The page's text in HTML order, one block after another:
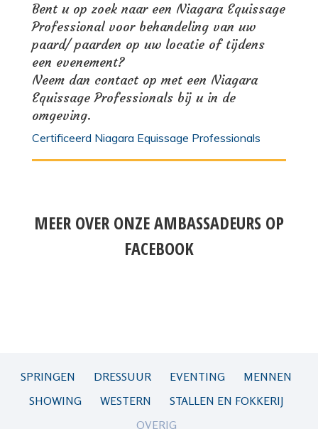
Bent u op zoek naar een Niagara Equissage
Professional voor behandeling van uw
paard/ paarden op uw locatie of tijdens
een evenement?
Neem dan contact op met een Niagara
Equissage Professionals bij u in de
omgeving.
Certificeerd Niagara Equissage Professionals
MEER OVER ONZE AMBASSADEURS OP
FACEBOOK
SPRINGEN DRESSUUR EVENTING
MENNEN
SHOWING
WESTERN
STALLEN EN FOKKERIJ
OVERIG